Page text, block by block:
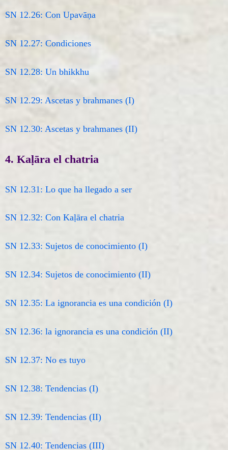
SN 12.26: Con Upavāṇa
SN 12.27: Condiciones
SN 12.28: Un bhikkhu
SN 12.29: Ascetas y brahmanes (I)
SN 12.30: Ascetas y brahmanes (II)
4. Kaḷāra el chatria
SN 12.31: Lo que ha llegado a ser
SN 12.32: Con Kaḷāra el chatria
SN 12.33: Sujetos de conocimiento (I)
SN 12.34: Sujetos de conocimiento (II)
SN 12.35: La ignorancia es una condición (I)
SN 12.36: la ignorancia es una condición (II)
SN 12.37: No es tuyo
SN 12.38: Tendencias (I)
SN 12.39: Tendencias (II)
SN 12.40: Tendencias (III)